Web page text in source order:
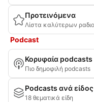
Προτεινόμενα
Λίστα καλύτερων
Podcast
Κορυφαία podcasts
Πιο δημοφιλή podcasts
Podcasts ανά είδος
18 θεματικά είδη